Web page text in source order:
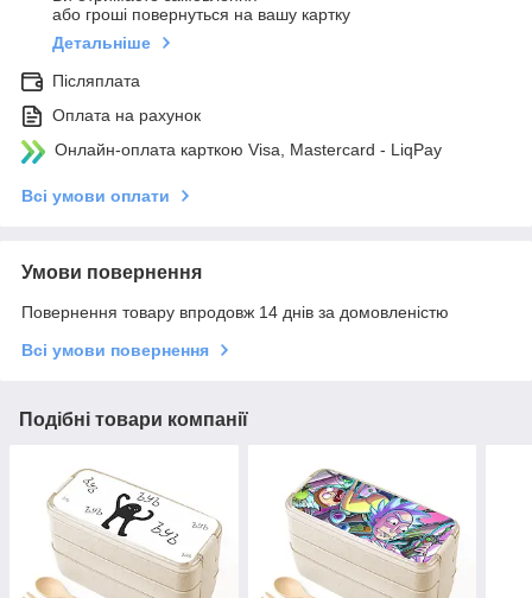
або гроші повернуться на вашу картку
Детальніше
Післяплата
Оплата на рахунок
Онлайн-оплата карткою Visa, Mastercard - LiqPay
Всі умови оплати
Умови повернення
Повернення товару впродовж 14 днів за домовленістю
Всі умови повернення
Подібні товари компанії